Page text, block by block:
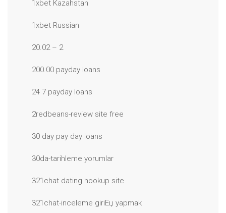
1xbet Kazahstan
1xbet Russian
20.02 – 2
200.00 payday loans
24 7 payday loans
2redbeans-review site free
30 day pay day loans
30da-tarihleme yorumlar
321chat dating hookup site
321chat-inceleme giriЕџ yapmak